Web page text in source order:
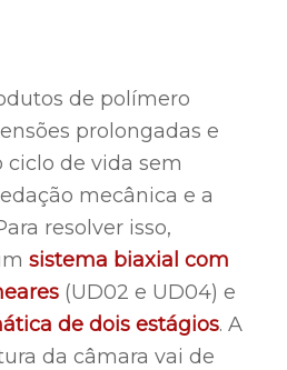
de polímero
prolongadas e
de vida sem
mecânica e a
resolver isso,
sistema biaxial com
(UD02 e UD04) e
de dois estágios. A
da câmara vai de